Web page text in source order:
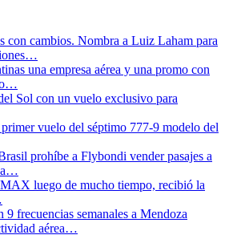
con cambios. Nombra a Luiz Laham para
una empresa aérea y una promo con
Sol con un vuelo exclusivo para
vuelo del séptimo 777-9 modelo del
prohíbe a Flybondi vender pasajes a
luego de mucho tiempo, recibió la
frecuencias semanales a Mendoza
aérea…